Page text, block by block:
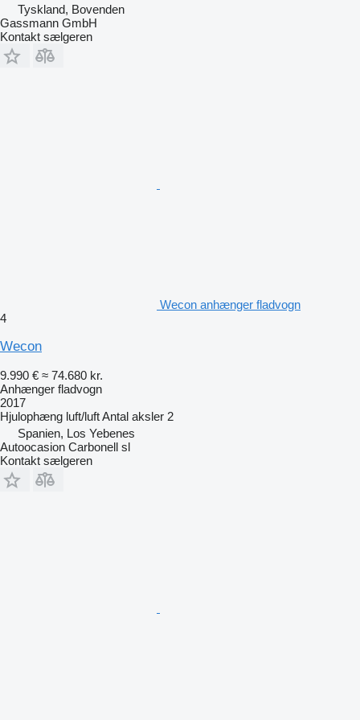
Tyskland, Bovenden
Gassmann GmbH
Kontakt sælgeren
Wecon anhænger fladvogn
4
Wecon
9.990 € ≈ 74.680 kr.
Anhænger fladvogn
2017
Hjulophæng luft/luftAntal aksler 2
Spanien, Los Yebenes
Autoocasion Carbonell sl
Kontakt sælgeren